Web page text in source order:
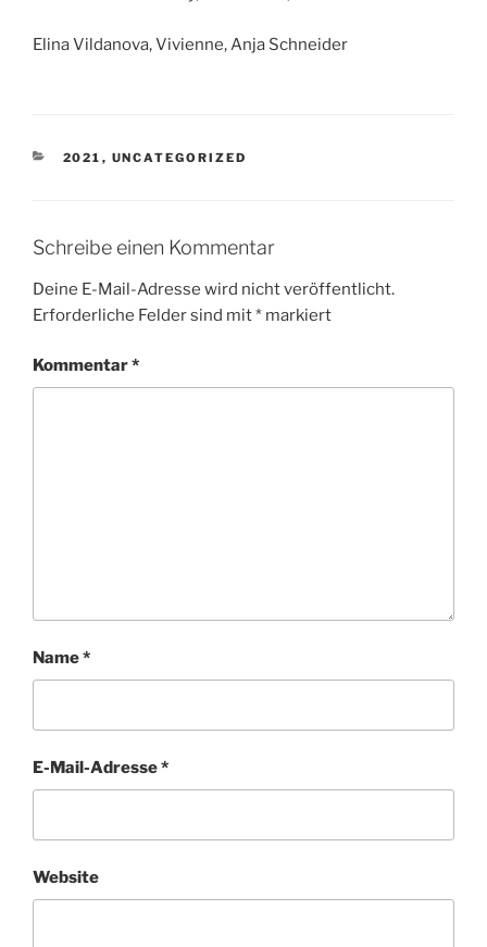
Elina Vildanova, Vivienne, Anja Schneider
KATEGORIEN
2021 , UNCATEGORIZED
Schreibe einen Kommentar
Deine E-Mail-Adresse wird nicht veröffentlicht.
Erforderliche Felder sind mit* markiert
Kommentar*
Name*
E-Mail-Adresse*
Website